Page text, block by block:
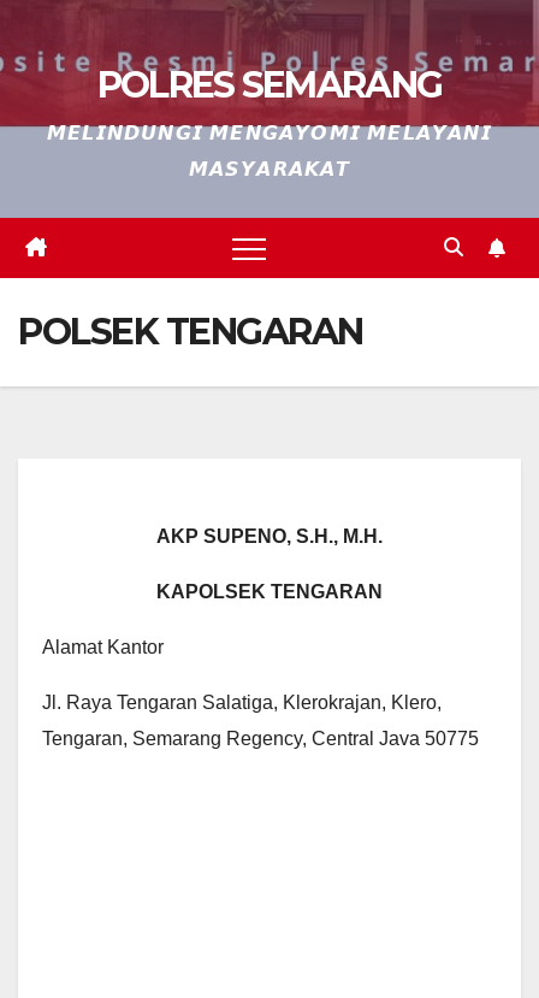
POLRES SEMARANG
𝙈𝙀𝙇𝙄𝙉𝘿𝙐𝙉𝙂𝙄 𝙈𝙀𝙉𝙂𝘼𝙔𝙊𝙈𝙄 𝙈𝙀𝙇𝘼𝙔𝘼𝙉𝙄
𝙈𝘼𝙎𝙔𝘼𝙍𝘼𝙆𝘼𝙏
POLSEK TENGARAN
AKP SUPENO, S.H., M.H.
KAPOLSEK TENGARAN
Alamat Kantor
Jl. Raya Tengaran Salatiga, Klerokrajan, Klero,
Tengaran, Semarang Regency, Central Java 50775